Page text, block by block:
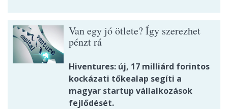
Van egy jó ötlete? Így szerezhet
pénzt rá
Hiventures: új, 17 milliárd forintos
kockázati tőkealap segíti a
magyar startup vállalkozások
fejlődését.